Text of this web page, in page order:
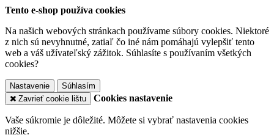
Tento e-shop používa cookies
Na našich webových stránkach používame súbory cookies. Niektoré
z nich sú nevyhnutné, zatiaľ čo iné nám pomáhajú vylepšiť tento
web a váš užívateľský zážitok. Súhlasíte s používaním všetkých
cookies?
Nastavenie
Súhlasím
Zavrieť cookie lištu
Cookies nastavenie
Vaše súkromie je dôležité. Môžete si vybrať nastavenia cookies
nižšie.